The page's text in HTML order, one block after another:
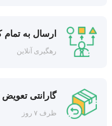
ارسال به تمام
رهگیری آنلاین
گارانتی تعویض
ظرف ۷ روز